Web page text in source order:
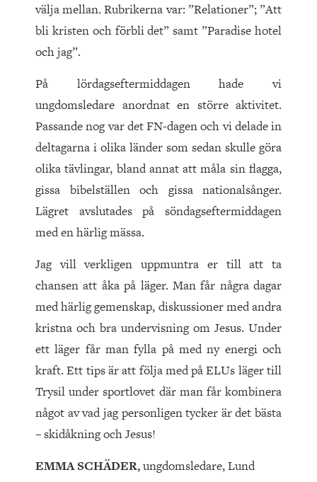
välja mellan. Rubrikerna var: ”Relationer”; ”Att
bli kristen och förbli det” samt ”Paradise hotel
och jag”.
På lördagseftermiddagen hade vi
ungdomsledare anordnat en större aktivitet.
Passande nog var det FN-dagen och vi delade in
deltagarna i olika länder som sedan skulle göra
olika tävlingar, bland annat att måla sin flagga,
gissa bibelställen och gissa nationalsånger.
Lägret avslutades på söndagseftermiddagen
med en härlig mässa.
Jag vill verkligen uppmuntra er till att ta
chansen att åka på läger. Man får några dagar
med härlig gemenskap, diskussioner med andra
kristna och bra undervisning om Jesus. Under
ett läger får man fylla på med ny energi och
kraft. Ett tips är att följa med på ELUs läger till
Trysil under sportlovet där man får kombinera
något av vad jag personligen tycker är det bästa
– skidåkning och Jesus!
EMMA SCHÄDER,ungdomsledare, Lund